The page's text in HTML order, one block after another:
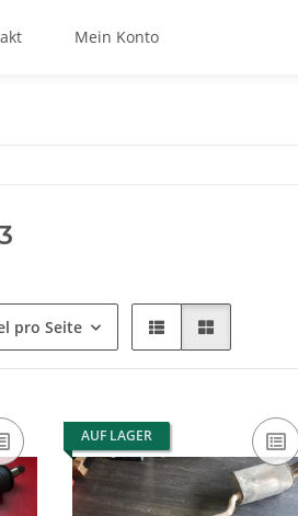
Mein Konto
pro Seite
AUF LAGER